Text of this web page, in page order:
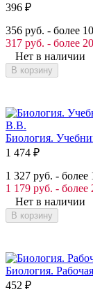
396 ₽
356 руб. - более
317 руб. - более
Нет в наличии
В корзину
Биология.
1 474 ₽
1 327 руб. - более
1 179 руб. - более
Нет в наличии
В корзину
Биология.
452 ₽